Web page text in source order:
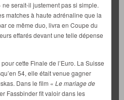
ne serait-il justement pas si simple.
matches à haute adrénaline que la
ce même duo, livra en Coupe du
effarés devant une telle dépense
cette Finale de l’Euro. La Suisse
54, elle était venue gagner
Dans le film « Le mariage de
Fassbinder fit valoir dans les